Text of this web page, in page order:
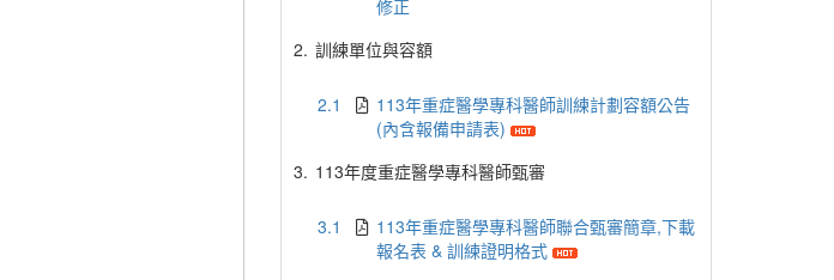
修正
2. 訓練單位與容額
2.1
113年重症醫學專科醫師訓練計劃容額公告
(內含報備申請表)
3. 113年度重症醫學專科醫師甄審
3.1
113年重症醫學專科醫師聯合甄審簡章,下載
報名表 & 訓練證明格式